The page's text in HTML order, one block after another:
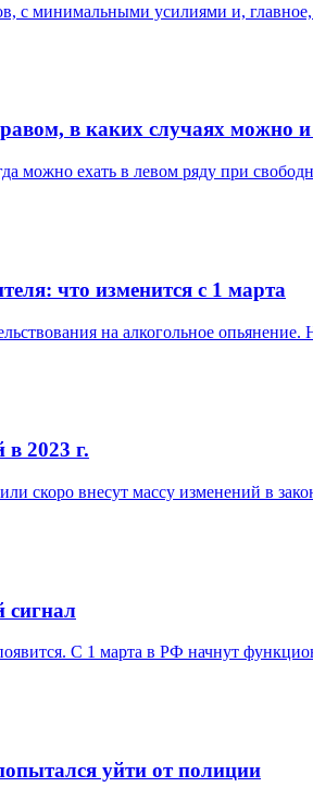
с минимальными усилиями и,
в каких случаях можно и
можно ехать в левом ряду при
что изменится с 1 марта
на алкогольное
в 2023 г.
или скоро внесут массу изменений в
сигнал
С 1 марта в РФ начнут
уйти от полиции